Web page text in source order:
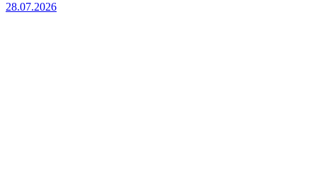
28.07.2026